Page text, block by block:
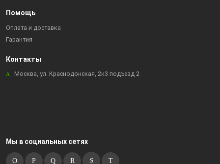
Помощь
Оплата и доставка
Гарантия
Контакты
Москва, ул. Краснодонская, 2к3 подъезд 2
Мы в социальных сетях